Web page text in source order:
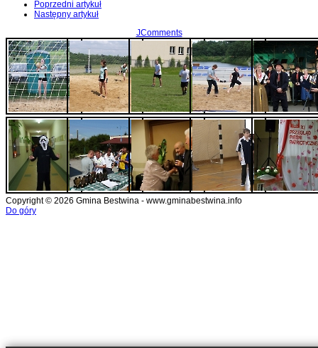
Poprzedni artykuł
Następny artykuł
JComments
Copyright © 2026 Gmina Bestwina - www.gminabestwina.info
Do góry